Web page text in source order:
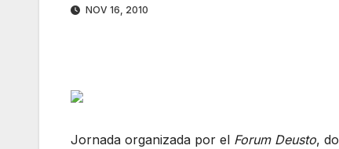
NOV 16, 2010
Jornada organizada por el Forum Deusto,